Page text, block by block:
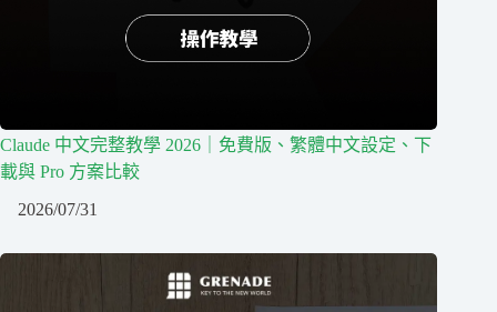
Claude 中文完整教學 2026｜免費版、繁體中文設定、下
載與 Pro 方案比較
2026/07/31